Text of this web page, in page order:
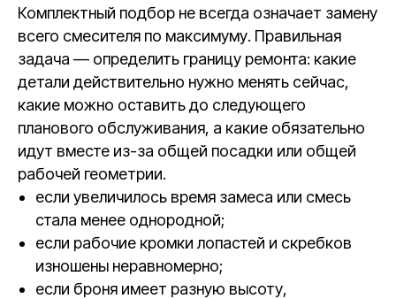
Комплектный подбор не всегда означает замену
всего смесителя по максимуму. Правильная
задача — определить границу ремонта: какие
детали действительно нужно менять сейчас,
какие можно оставить до следующего
планового обслуживания, а какие обязательно
идут вместе из-за общей посадки или общей
рабочей геометрии.
если увеличилось время замеса или смесь
стала менее однородной;
если рабочие кромки лопастей и скребков
изношены неравномерно;
если броня имеет разную высоту,